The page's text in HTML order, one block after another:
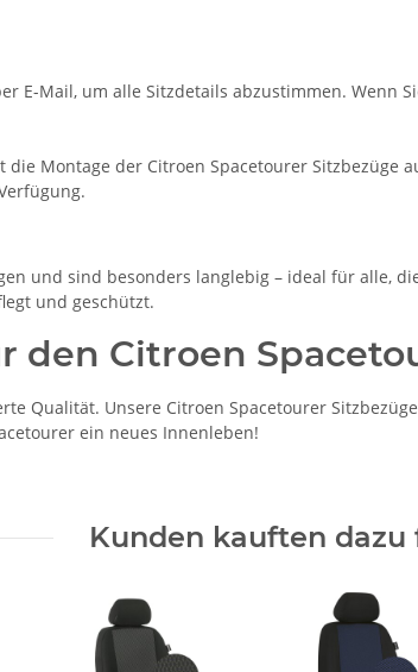
E-Mail, um alle Sitzdetails abzustimmen. Wenn
Montage der Citroen Spacetourer
und sind besonders langlebig – ideal für alle,
und geschützt.
den Citroen
Qualität. Unsere Citroen Spacetourer
ein neues Innenleben!
Kunden kauften